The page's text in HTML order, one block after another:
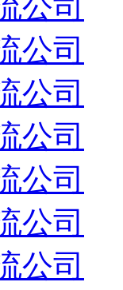
公司
公司
公司
公司
公司
公司